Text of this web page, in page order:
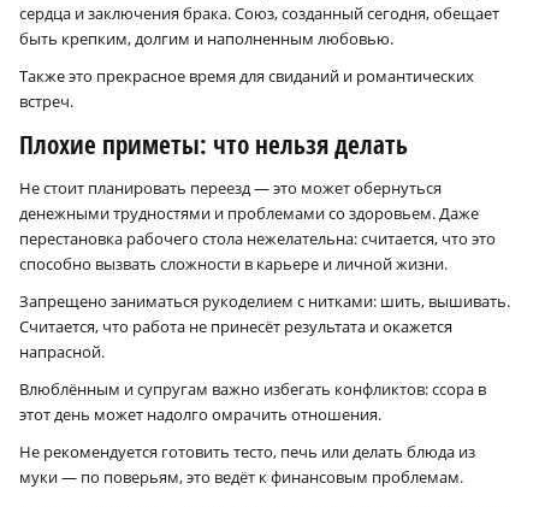
сердца и заключения брака. Союз, созданный сегодня, обещает
быть крепким, долгим и наполненным любовью.
Также это прекрасное время для свиданий и романтических
встреч.
Плохие приметы: что нельзя делать
Не стоит планировать переезд — это может обернуться
денежными трудностями и проблемами со здоровьем. Даже
перестановка рабочего стола нежелательна: считается, что это
способно вызвать сложности в карьере и личной жизни.
Запрещено заниматься рукоделием с нитками: шить, вышивать.
Считается, что работа не принесёт результата и окажется
напрасной.
Влюблённым и супругам важно избегать конфликтов: ссора в
этот день может надолго омрачить отношения.
Не рекомендуется готовить тесто, печь или делать блюда из
муки — по поверьям, это ведёт к финансовым проблемам.